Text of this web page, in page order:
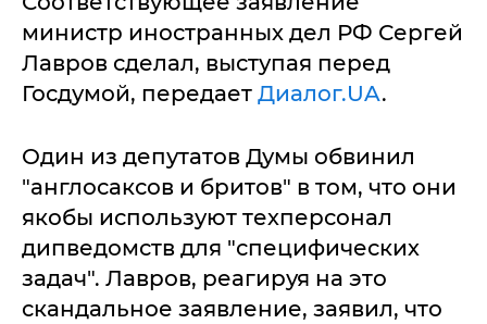
министр иностранных дел РФ Сергей
Лавров сделал, выступая перед
Госдумой, передает Диалог.UA.
Один из депутатов Думы обвинил
"англосаксов и бритов" в том, что они
якобы используют техперсонал
дипведомств для "специфических
задач". Лавров, реагируя на это
скандальное заявление, заявил, что